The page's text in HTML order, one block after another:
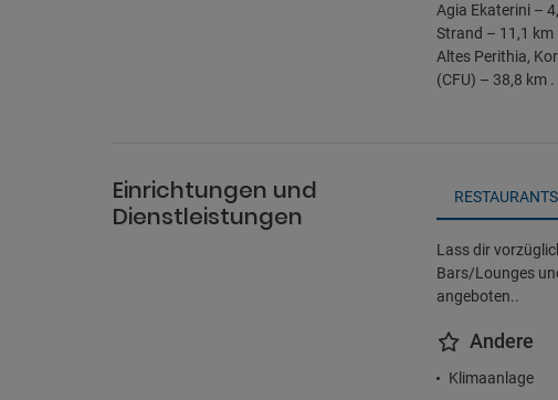
Agia Ekaterini –
Strand – 11,1
Altes Perithia,
(CFU) – 38,8 km
Einrichtungen und
Dienstleistungen
RESTAURANTS
Lass dir
Bars/Lounges
angeboten..
Andere
Klimaanlage